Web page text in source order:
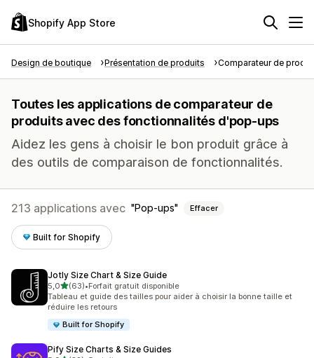
Shopify App Store
Design de boutique Présentation de produits Comparateur de
Toutes les applications de comparateur de
produits avec des fonctionnalités d'pop-ups
Aidez les gens à choisir le bon produit grâce à
des outils de comparaison de fonctionnalités.
213 applications avec Pop-ups Effacer
Built for Shopify
Jotly Size Chart & Size Guide
5,0étoile(s) sur 5
(63)
63 avis au total
•Forfait gratuit disponible
Tableau et guide des tailles pour aider à choisir la bonne taille et
réduire les retours
Built for Shopify
Pify Size Charts & Size Guides